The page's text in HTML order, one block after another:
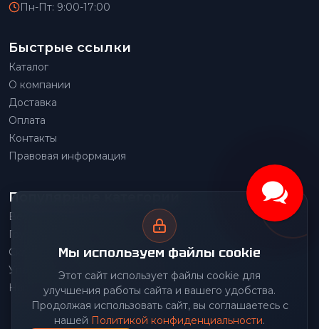
Мы используем файлы cookie
Этот сайт использует файлы cookie для
улучшения работы сайта и вашего удобства.
Продолжая использовать сайт, вы соглашаетесь с
нашей Политикой конфиденциальности.
Пн-Пт: 9:00-17:00
Быстрые ссылки
Каталог
О компании
Доставка
Оплата
Контакты
Правовая информация
Популярные категории
Весовое оборудование
Грузоподъемное оборудование
Складское оборудование
Упаковочное оборудование
Наше производство